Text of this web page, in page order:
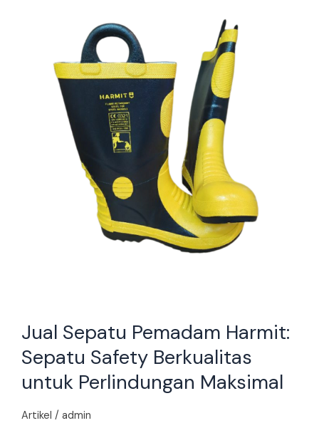
Jual Sepatu Pemadam Harmit:
Sepatu Safety Berkualitas
untuk Perlindungan Maksimal
Artikel / admin
Berkualitas
Perlindungan